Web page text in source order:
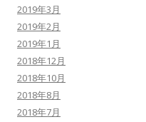
2019年3月
2019年2月
2019年1月
2018年12月
2018年10月
2018年8月
2018年7月